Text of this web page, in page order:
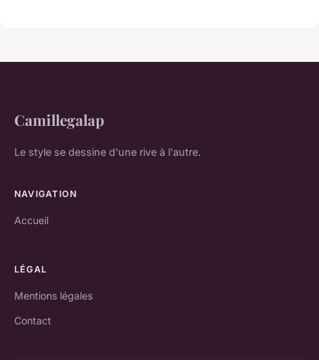
Camillegalap
Le style se dessine d'une rive à l'autre.
NAVIGATION
Accueil
LÉGAL
Mentions légales
Contact